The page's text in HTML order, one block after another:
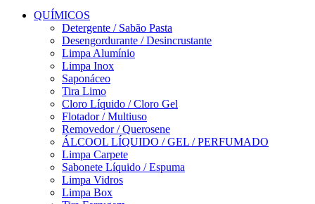
QUÍMICOS
Detergente / Sabão Pasta
Desengordurante / Desincrustante
Limpa Alumínio
Limpa Inox
Saponáceo
Tira Limo
Cloro Líquido / Cloro Gel
Flotador / Multiuso
Removedor / Querosene
ÁLCOOL LÍQUIDO / GEL / PERFUMADO
Limpa Carpete
Sabonete Líquido / Espuma
Limpa Vidros
Limpa Box